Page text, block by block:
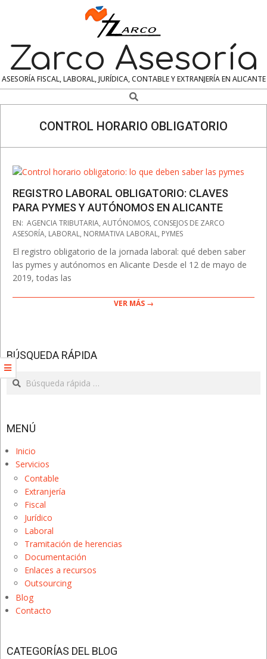
Zarco Asesoría
ASESORÍA FISCAL, LABORAL, JURÍDICA, CONTABLE Y EXTRANJERÍA EN ALICANTE
Search
CONTROL HORARIO OBLIGATORIO
REGISTRO LABORAL OBLIGATORIO: CLAVES
PARA PYMES Y AUTÓNOMOS EN ALICANTE
2025-
09-
27
EN: AGENCIA TRIBUTARIA, AUTÓNOMOS, CONSEJOS DE ZARCO
ASESORÍA, LABORAL, NORMATIVA LABORAL, PYMES
El registro obligatorio de la jornada laboral: qué deben saber
las pymes y autónomos en Alicante Desde el 12 de mayo de
2019, todas las
VER MÁS →
BÚSQUEDA RÁPIDA
Search
MENÚ
Inicio
Servicios
Contable
Extranjería
Fiscal
Jurídico
Laboral
Tramitación de herencias
Documentación
Enlaces a recursos
Outsourcing
Blog
Contacto
CATEGORÍAS DEL BLOG